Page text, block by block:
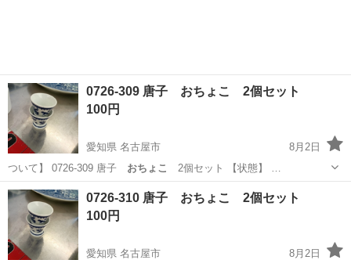
0726-309 唐子 おちょこ 2個セット
100円
愛知県 名古屋市
8月2日
ついて】 0726-309 唐子 おちょこ 2個セット 【状態】 …
愛知 名古屋市 唐子
0726-310 唐子 おちょこ 2個セット
100円
愛知県 名古屋市
8月2日